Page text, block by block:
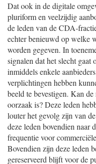
Dat ook in de digitale
pluriform en veelzijdig
de leden van de CDA-
echter benieuwd op welke
worden gegeven. In
signalen dat het slecht
inmiddels enkele
verplichtingen hebben
beeld te bevestigen. Kan
oorzaak is? Deze leden
louter het gevolg zijn van
deze leden bovendien naar
frequentie voor
Bovendien zijn deze leden
gereserveerd blijft voor de